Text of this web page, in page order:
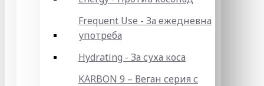
Frequent Use - За ежедневна
употреба
Hydrating - За суха коса
KARBON 9 – Веган серия с